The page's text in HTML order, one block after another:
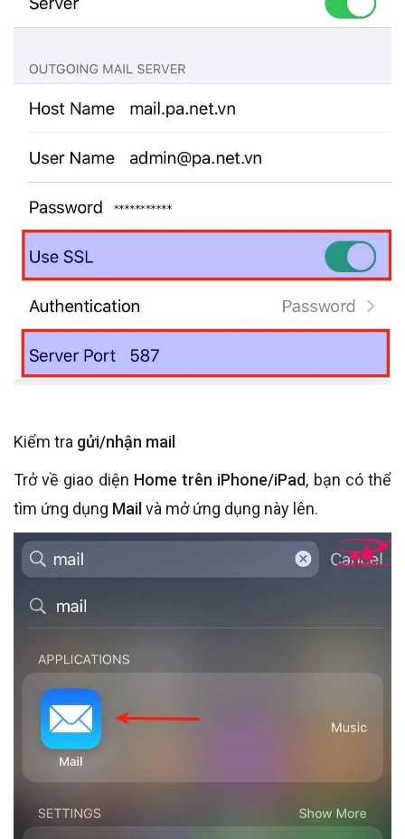
Kiểm tra gửi/nhận mail
Trở về giao diện Home trên iPhone/iPad, bạn có thể
tìm ứng dụng Mailvà mở ứng dụng này lên.